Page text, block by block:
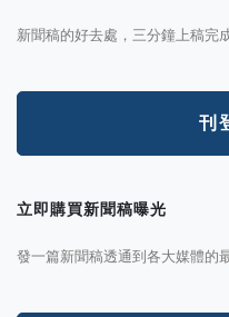
新聞稿的好去處，三分鐘上稿完
刊
立即購買新聞稿曝光
發一篇新聞稿透通到各大媒體的